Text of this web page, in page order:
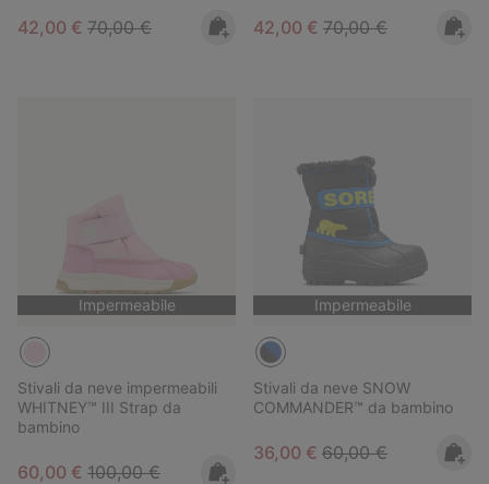
Sale price:
42,00 € Regular price:
70,00 € Sale price:
42,00 € Regular price:
70,00 €
Impermeabile
Stivali da neve impermeabili
WHITNEY™ III Strap da
bambino
Sale price:
60,00 € Regular price:
100,00 €
Impermeabile
Stivali da neve SNOW
COMMANDER™ da bambino
Sale price:
36,00 € Regular price:
60,00 €